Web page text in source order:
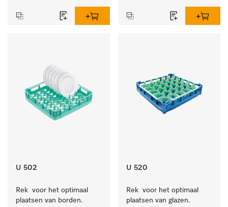
U 502
Rek  voor het optimaal
plaatsen van borden.
U 520
Rek  voor het optimaal
plaatsen van glazen.